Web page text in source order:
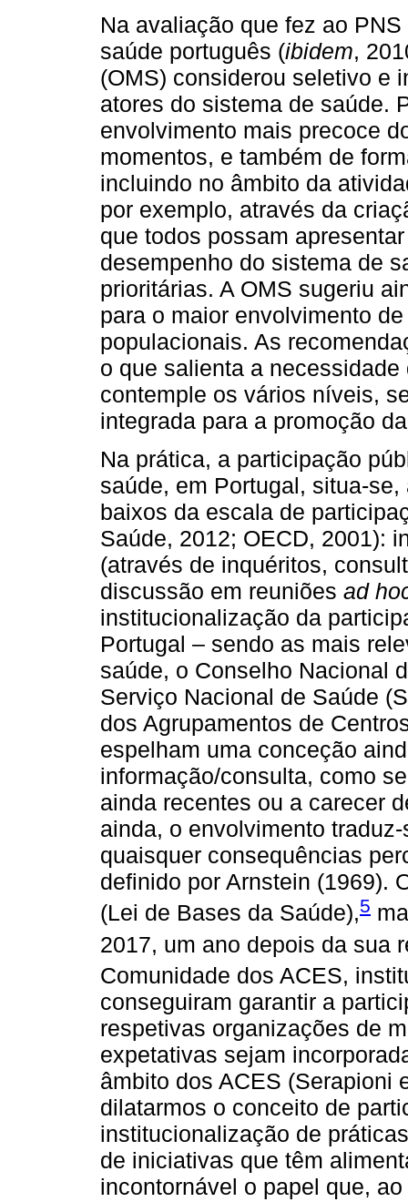
Na avaliação que fez ao
saúde português (ibidem,
(OMS) considerou seletivo e
atores do sistema de saúde.
envolvimento mais precoce
momentos, e também de
incluindo no âmbito da
por exemplo, através da
que todos possam
desempenho do sistema de
prioritárias. A OMS sugeriu
para o maior envolvimento
populacionais. As
o que salienta a
contemple os vários níveis,
integrada para a promoção
Na prática, a participação
saúde, em Portugal, situa-
baixos da escala de
Saúde, 2012; OECD, 2001):
(através de inquéritos,
discussão em reuniões ad
institucionalização da
Portugal – sendo as mais
saúde, o Conselho Nacional
Serviço Nacional de Saúde
dos Agrupamentos de
espelham uma conceção
informação/consulta, como
ainda recentes ou a carecer
ainda, o envolvimento
quaisquer consequências
definido por Arnstein (1969).
(Lei de Bases da Saúde),5
2017, um ano depois da sua
Comunidade dos ACES,
conseguiram garantir a
respetivas organizações de
expetativas sejam
âmbito dos ACES (Serapioni
dilatarmos o conceito de
institucionalização de
de iniciativas que têm
incontornável o papel que,